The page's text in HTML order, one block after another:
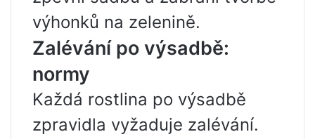
výhonků na zelenině.
Zalévání po výsadbě:
normy
Každá rostlina po výsadbě
zpravidla vyžaduje zalévání.